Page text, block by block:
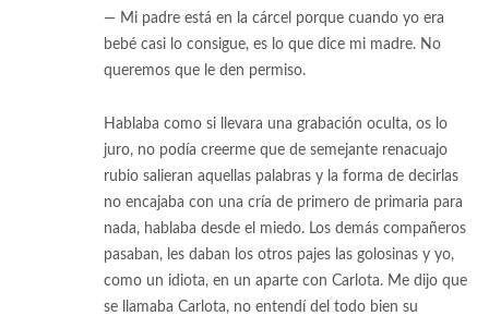
— Mi padre está en la cárcel porque cuando yo era
bebé casi lo consigue, es lo que dice mi madre. No
queremos que le den permiso.
Hablaba como si llevara una grabación oculta, os lo
juro, no podía creerme que de semejante renacuajo
rubio salieran aquellas palabras y la forma de decirlas
no encajaba con una cría de primero de primaria para
nada, hablaba desde el miedo. Los demás compañeros
pasaban, les daban los otros pajes las golosinas y yo,
como un idiota, en un aparte con Carlota. Me dijo que
se llamaba Carlota, no entendí del todo bien su